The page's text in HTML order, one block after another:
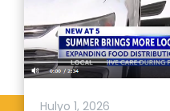
Hulyo 1, 2026